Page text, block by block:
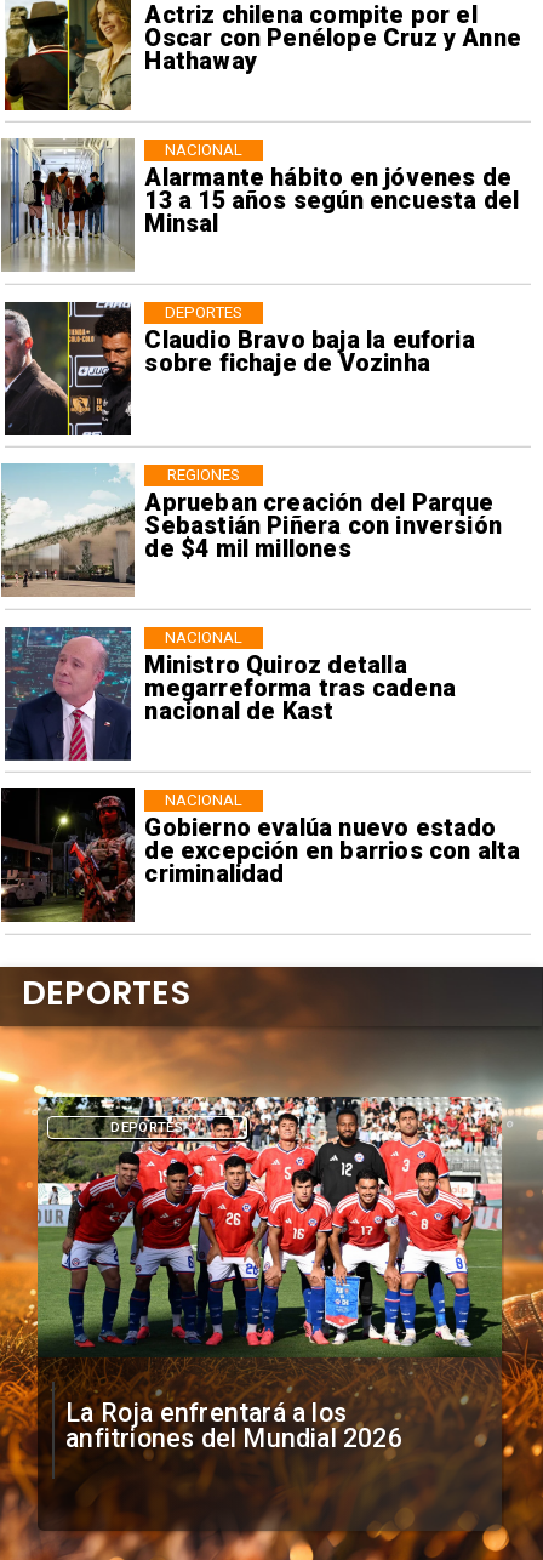
Actriz chilena compite por el
Oscar con Penélope Cruz y Anne
Hathaway
Alarmante hábito en jóvenes de
13 a 15 años según encuesta del
Minsal
NACIONAL
Claudio Bravo baja la euforia
sobre fichaje de Vozinha
DEPORTES
Aprueban creación del Parque
Sebastián Piñera con inversión
de $4 mil millones
REGIONES
Ministro Quiroz detalla
megarreforma tras cadena
nacional de Kast
NACIONAL
Gobierno evalúa nuevo estado
de excepción en barrios con alta
criminalidad
NACIONAL
La Roja enfrentará a los
anfitriones del Mundial 2026
DEPORTES
DEPORTES